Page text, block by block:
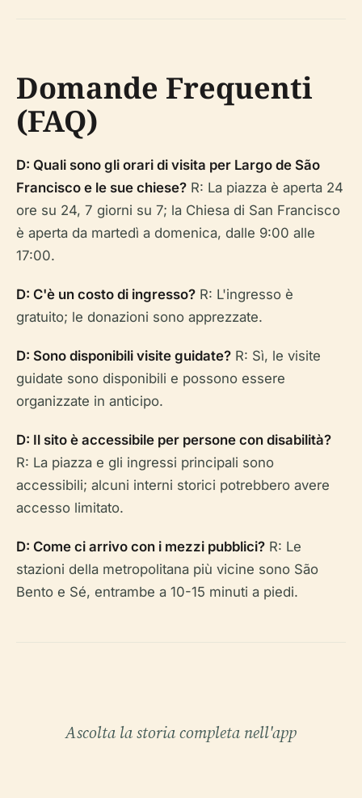
Domande Frequenti
(FAQ)
D: Quali sono gli orari di visita per Largo de São
Francisco e le sue chiese? R: La piazza è aperta 24
ore su 24, 7 giorni su 7; la Chiesa di San Francisco
è aperta da martedì a domenica, dalle 9:00 alle
17:00.
D: C'è un costo di ingresso? R: L'ingresso è
gratuito; le donazioni sono apprezzate.
D: Sono disponibili visite guidate? R: Sì, le visite
guidate sono disponibili e possono essere
organizzate in anticipo.
D: Il sito è accessibile per persone con disabilità?
R: La piazza e gli ingressi principali sono
accessibili; alcuni interni storici potrebbero avere
accesso limitato.
D: Come ci arrivo con i mezzi pubblici? R: Le
stazioni della metropolitana più vicine sono São
Bento e Sé, entrambe a 10-15 minuti a piedi.
Ascolta la storia completa nell'app